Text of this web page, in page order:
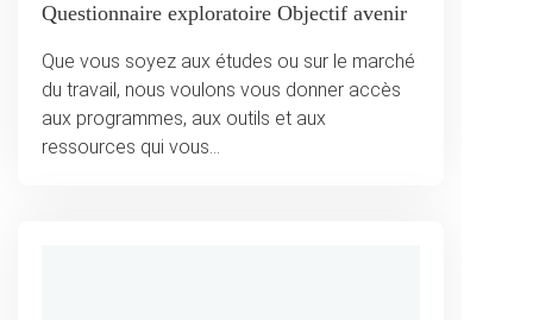
Questionnaire exploratoire Objectif avenir
Que vous soyez aux études ou sur le marché
du travail, nous voulons vous donner accès
aux programmes, aux outils et aux
ressources qui vous…